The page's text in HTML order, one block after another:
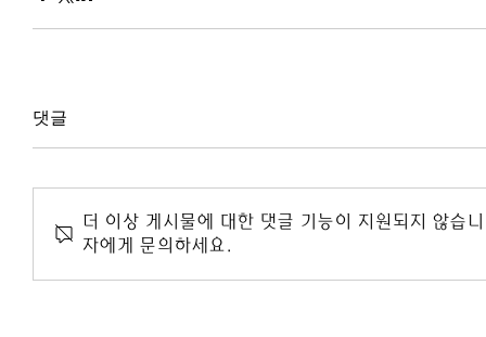
댓글
더 이상 게시물에 대한 댓글 기능이 지원되지 않습
자에게 문의하세요.